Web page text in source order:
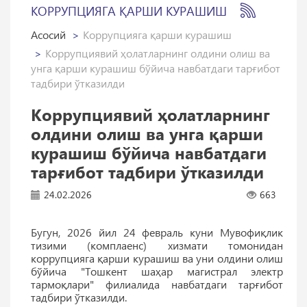
КОРРУПЦИЯГА ҚАРШИ КУРАШИШ
Асосий
Коррупцияга қарши курашиш
Коррупциявий ҳолатларнинг олдини олиш ва
унга қарши курашиш бўйича навбатдаги тарғибот
тадбири ўтказилди
Коррупциявий ҳолатларнинг
олдини олиш ва унга қарши
курашиш бўйича навбатдаги
тарғибот тадбири ўтказилди
24.02.2026 663
Бугун, 2026 йил 24 февраль куни Мувофиқлик
тизими (комплаенс) хизмати томонидан
коррупцияга қарши курашиш ва уни олдини олиш
бўйича "Тошкент шаҳар магистрал электр
тармоқлари" филиалида навбатдаги тарғибот
тадбири ўтказилди.